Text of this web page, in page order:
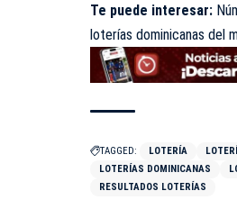
Te puede interesar:
loterías dominicanas del
TAGGED: LOTERÍA
LOTERÍAS DOMINICANAS
RESULTADOS LOTERÍAS